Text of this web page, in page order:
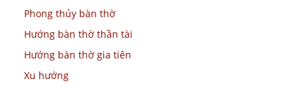
Phong thủy bàn thờ
Hướng bàn thờ thần tài
Hướng bàn thờ gia tiên
Xu hướng